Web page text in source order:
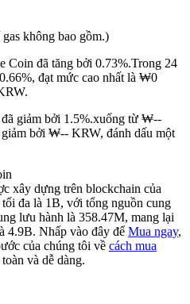
tài sản thế chấp
không bao gồm.)
Coin đã tăng bởi 0.73%.Trong 24
đạt mức cao nhất là ₩0
giảm bởi 1.5%.xuống từ ₩--
bởi ₩-- KRW, đánh dấu một
xây dựng trên blockchain của
đa là 1B, với tổng nguồn cung
lưu hành là 358.47M, mang lại
4.9B. Nhấp vào đây để Mua ngay,
của chúng tôi về cách mua
và dễ dàng.